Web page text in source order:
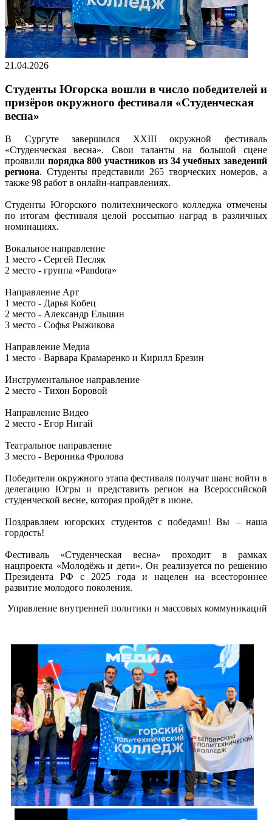
21.04.2026
Студенты Югорска вошли в число победителей и
призёров окружного фестиваля «Студенческая
весна»
В Сургуте завершился XXIII окружной фестиваль
«Студенческая весна». Свои таланты на большой сцене
проявили порядка 800 участников из 34 учебных заведений
региона. Студенты представили 265 творческих номеров, а
также 98 работ в онлайн-направлениях.
Студенты Югорского политехнического колледжа отмечены
по итогам фестиваля целой россыпью наград в различных
номинациях.
Вокальное направление
1 место - Сергей Песляк
2 место - группа «Pandora»
Направление Арт
1 место - Дарья Кобец
2 место - Александр Ельшин
3 место - Софья Рыжикова
Направление Медиа
1 место - Варвара Крамаренко и Кирилл Брезин
Инструментальное направление
2 место - Тихон Боровой
Направление Видео
2 место - Егор Нигай
Театральное направление
3 место - Вероника Фролова
Победители окружного этапа фестиваля получат шанс войти в
делегацию Югры и представить регион на Всероссийской
студенческой весне, которая пройдёт в июне.
Поздравляем югорских студентов с победами! Вы – наша
гордость!
Фестиваль «Студенческая весна» проходит в рамках
нацпроекта «Молодёжь и дети». Он реализуется по решению
Президента РФ с 2025 года и нацелен на всестороннее
развитие молодого поколения.
Управление внутренней политики и массовых коммуникаций